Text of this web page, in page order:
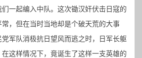
一起编入中队。这次锄汉奸伏击日寇的
，但在当时当地却是个破天荒的大事
军队消极抗日望风而逃之时，日军长躯
这样情况下，竟诞生了这样一支英雄的